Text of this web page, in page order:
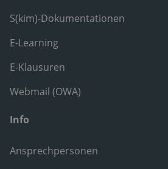
S(kim)-Dokumentationen
E-Learning
E-Klausuren
Webmail (OWA)
Info
Ansprechpersonen